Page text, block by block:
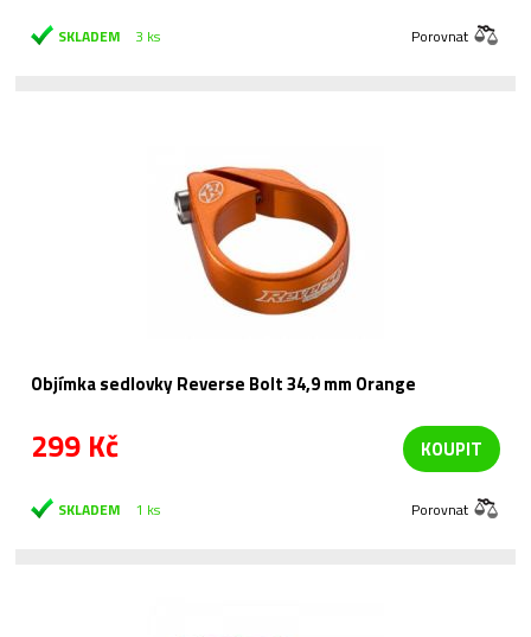
SKLADEM 3 ks Porovnat
Objímka sedlovky Reverse Bolt 34,9 mm Orange
299 Kč KOUPIT
SKLADEM 1 ks Porovnat